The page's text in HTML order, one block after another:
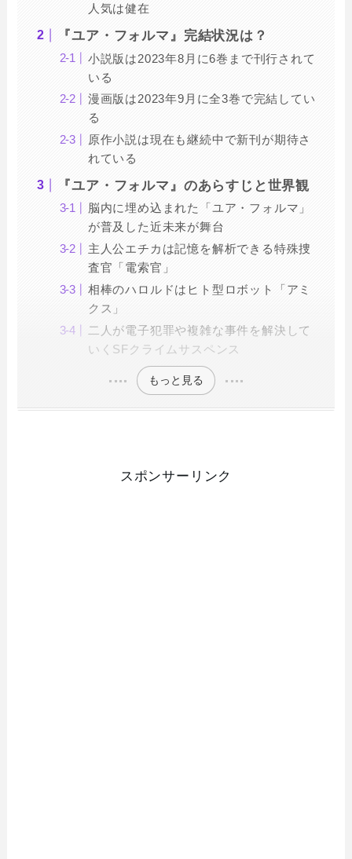
人気は健在
『ユア・フォルマ』完結状況は？
小説版は2023年8月に6巻まで刊行されて
いる
漫画版は2023年9月に全3巻で完結してい
る
原作小説は現在も継続中で新刊が期待さ
れている
『ユア・フォルマ』のあらすじと世界観
脳内に埋め込まれた「ユア・フォルマ」
が普及した近未来が舞台
主人公エチカは記憶を解析できる特殊捜
査官「電索官」
相棒のハロルドはヒト型ロボット「アミ
クス」
二人が電子犯罪や複雑な事件を解決して
いくSFクライムサスペンス
もっと見る
スポンサーリンク